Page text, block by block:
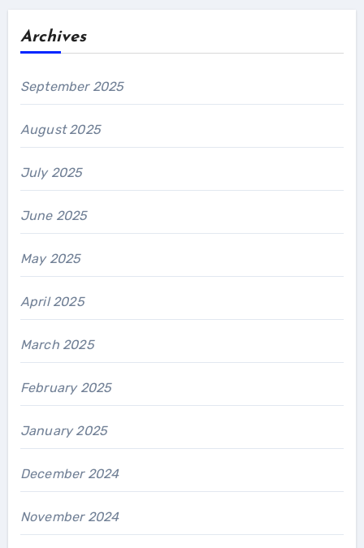
Archives
September 2025
August 2025
July 2025
June 2025
May 2025
April 2025
March 2025
February 2025
January 2025
December 2024
November 2024